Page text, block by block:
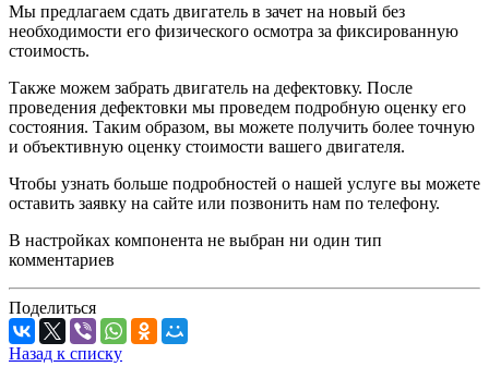
Мы предлагаем сдать двигатель в зачет на новый без
необходимости его физического осмотра за фиксированную
стоимость.
Также можем забрать двигатель на дефектовку. После
проведения дефектовки мы проведем подробную оценку его
состояния. Таким образом, вы можете получить более точную
и объективную оценку стоимости вашего двигателя.
Чтобы узнать больше подробностей о нашей услуге вы можете
оставить заявку на сайте или позвонить нам по телефону.
В настройках компонента не выбран ни один тип
комментариев
Поделиться
Назад к списку